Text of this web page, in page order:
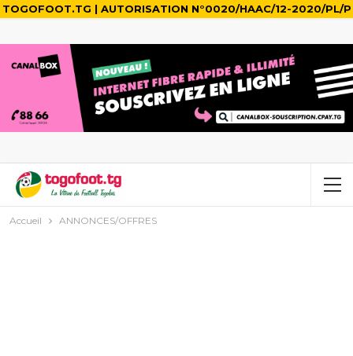
TOGOFOOT.TG | AUTORISATION N°0020/HAAC/12-2020/PL/P
Accueil ANNONCES/OFFRES